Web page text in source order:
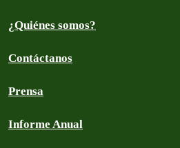
¿Quiénes somos?
Contáctanos
Prensa
Informe Anual